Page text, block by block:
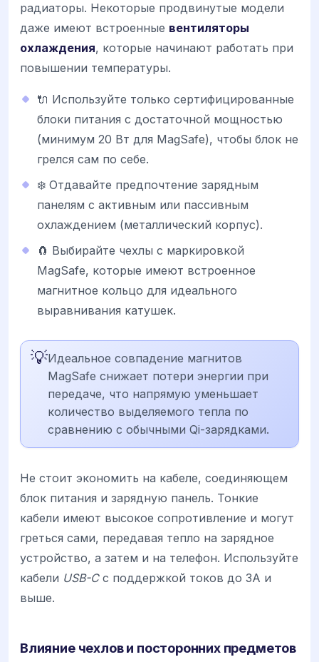
радиаторы. Некоторые продвинутые модели
даже имеют встроенные вентиляторы
охлаждения, которые начинают работать при
повышении температуры.
🔌 Используйте только сертифицированные
блоки питания с достаточной мощностью
(минимум 20 Вт для MagSafe), чтобы блок не
грелся сам по себе.
❄️ Отдавайте предпочтение зарядным
панелям с активным или пассивным
охлаждением (металлический корпус).
🧲 Выбирайте чехлы с маркировкой
MagSafe, которые имеют встроенное
магнитное кольцо для идеального
выравнивания катушек.
💡Идеальное совпадение магнитов
MagSafe снижает потери энергии при
передаче, что напрямую уменьшает
количество выделяемого тепла по
сравнению с обычными Qi-зарядками.
Не стоит экономить на кабеле, соединяющем
блок питания и зарядную панель. Тонкие
кабели имеют высокое сопротивление и могут
греться сами, передавая тепло на зарядное
устройство, а затем и на телефон. Используйте
кабели USB-Cс поддержкой токов до 3А и
выше.
Влияние чехлов и посторонних предметов